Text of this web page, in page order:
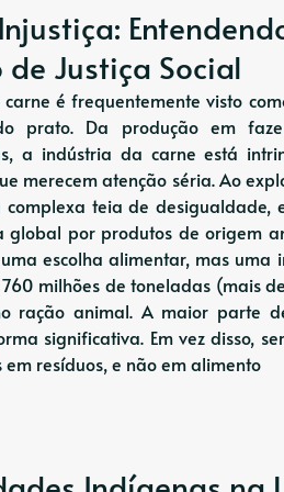
Justiça Social
é frequentemente visto
prato. Da produção em
a indústria da carne está
merecem atenção séria. Ao
complexa teia de
global por produtos de origem
escolha alimentar, mas uma
milhões de toneladas (mais
ração animal. A maior parte
significativa. Em vez disso,
resíduos, e não em alimento